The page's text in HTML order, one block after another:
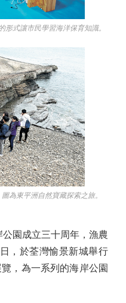
式讓市民學習海洋保育知識。
為東平洲自然寶藏探索之旅。
園成立三十周年，漁農
，於荃灣愉景新城舉行
，為一系列的海岸公園